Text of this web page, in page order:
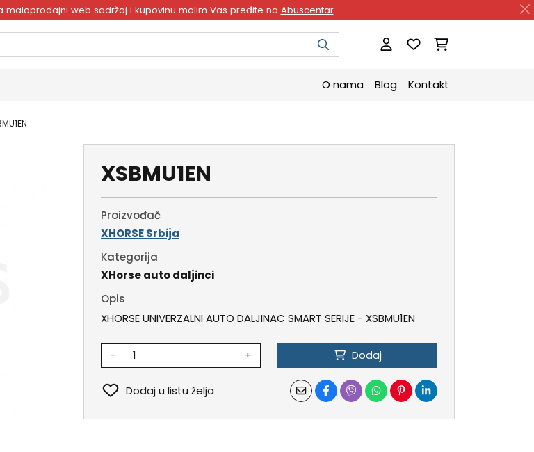
maloprodajni web sadržaj i kupovinu molim Vas pređite na Abuscentar
O nama Blog Kontakt
XSBMU1EN
Proizvođač
XHORSE Srbija
Kategorija
XHorse auto daljinci
Opis
XHORSE UNIVERZALNI AUTO DALJINAC SMART SERIJE - XSBMU1EN
- + Dodaj
Dodaj u listu želja